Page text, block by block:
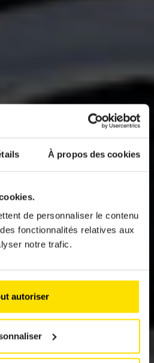
À propos des cookies
de personnaliser le contenu
fonctionnalités relatives aux
notre trafic.
autoriser
News